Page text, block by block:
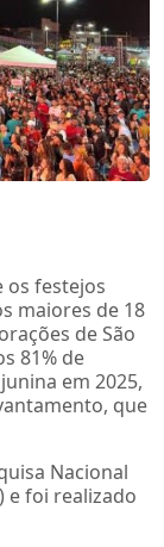
os festejos
maiores de 18
de São
81% de
em 2025,
que
Nacional
e foi realizado